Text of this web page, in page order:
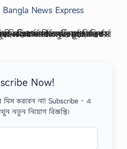
Bangla News Express
Now!
মিস করবেন না! Subscribe - এ
নতুন নিয়োগ বিজ্ঞপ্তি।